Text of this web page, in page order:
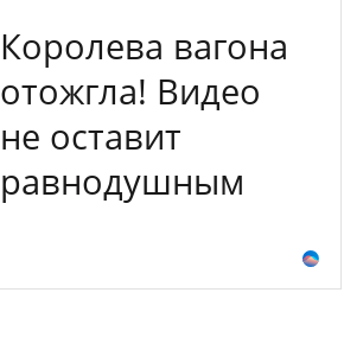
Королева вагона
отожгла! Видео
не оставит
равнодушным